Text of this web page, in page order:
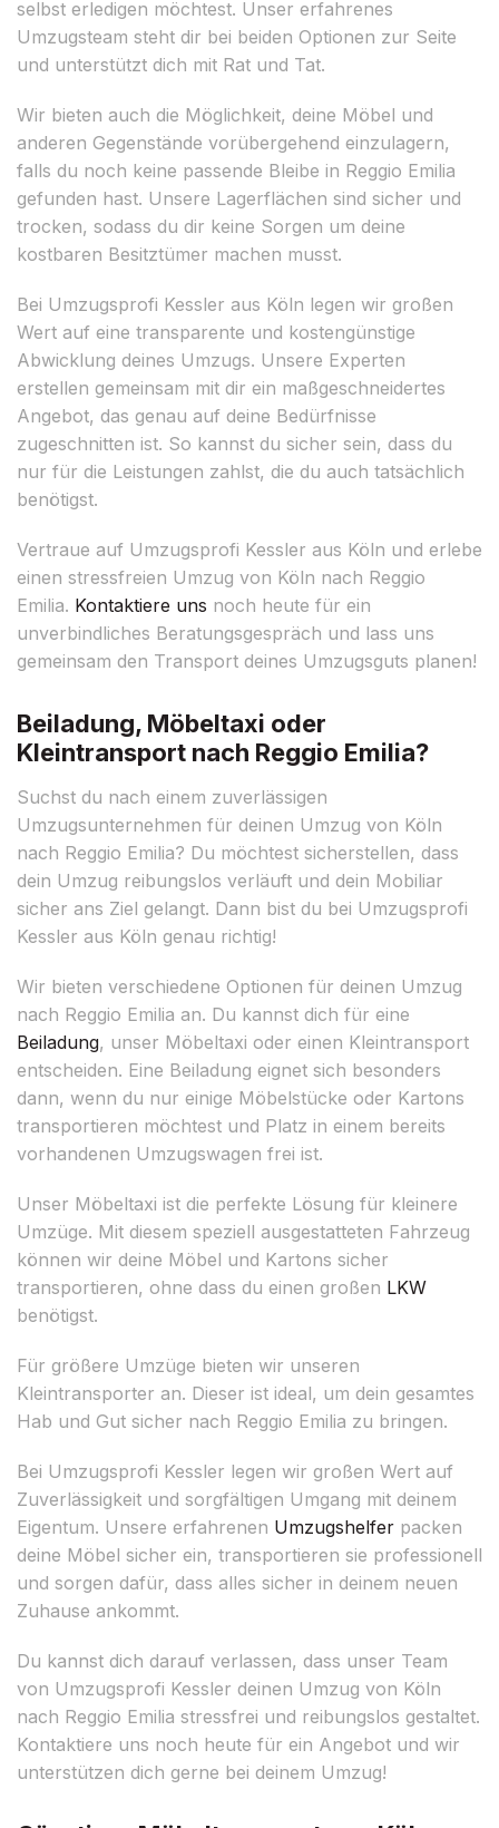
selbst erledigen möchtest. Unser erfahrenes
Umzugsteam steht dir bei beiden Optionen zur Seite
und unterstützt dich mit Rat und Tat.
Wir bieten auch die Möglichkeit, deine Möbel und
anderen Gegenstände vorübergehend einzulagern,
falls du noch keine passende Bleibe in Reggio Emilia
gefunden hast. Unsere Lagerflächen sind sicher und
trocken, sodass du dir keine Sorgen um deine
kostbaren Besitztümer machen musst.
Bei Umzugsprofi Kessler aus Köln legen wir großen
Wert auf eine transparente und kostengünstige
Abwicklung deines Umzugs. Unsere Experten
erstellen gemeinsam mit dir ein maßgeschneidertes
Angebot, das genau auf deine Bedürfnisse
zugeschnitten ist. So kannst du sicher sein, dass du
nur für die Leistungen zahlst, die du auch tatsächlich
benötigst.
Vertraue auf Umzugsprofi Kessler aus Köln und erlebe
einen stressfreien Umzug von Köln nach Reggio
Emilia. Kontaktiere uns noch heute für ein
unverbindliches Beratungsgespräch und lass uns
gemeinsam den Transport deines Umzugsguts planen!
Beiladung, Möbeltaxi oder
Kleintransport nach Reggio Emilia?
Suchst du nach einem zuverlässigen
Umzugsunternehmen für deinen Umzug von Köln
nach Reggio Emilia? Du möchtest sicherstellen, dass
dein Umzug reibungslos verläuft und dein Mobiliar
sicher ans Ziel gelangt. Dann bist du bei Umzugsprofi
Kessler aus Köln genau richtig!
Wir bieten verschiedene Optionen für deinen Umzug
nach Reggio Emilia an. Du kannst dich für eine
Beiladung, unser Möbeltaxi oder einen Kleintransport
entscheiden. Eine Beiladung eignet sich besonders
dann, wenn du nur einige Möbelstücke oder Kartons
transportieren möchtest und Platz in einem bereits
vorhandenen Umzugswagen frei ist.
Unser Möbeltaxi ist die perfekte Lösung für kleinere
Umzüge. Mit diesem speziell ausgestatteten Fahrzeug
können wir deine Möbel und Kartons sicher
transportieren, ohne dass du einen großen LKW
benötigst.
Für größere Umzüge bieten wir unseren
Kleintransporter an. Dieser ist ideal, um dein gesamtes
Hab und Gut sicher nach Reggio Emilia zu bringen.
Bei Umzugsprofi Kessler legen wir großen Wert auf
Zuverlässigkeit und sorgfältigen Umgang mit deinem
Eigentum. Unsere erfahrenen Umzugshelfer packen
deine Möbel sicher ein, transportieren sie professionell
und sorgen dafür, dass alles sicher in deinem neuen
Zuhause ankommt.
Du kannst dich darauf verlassen, dass unser Team
von Umzugsprofi Kessler deinen Umzug von Köln
nach Reggio Emilia stressfrei und reibungslos gestaltet.
Kontaktiere uns noch heute für ein Angebot und wir
unterstützen dich gerne bei deinem Umzug!